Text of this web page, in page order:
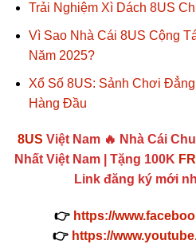
Trải Nghiệm Xì Dách 8US
Vì Sao Nhà Cái 8US Cộng
Năm 2025?
Xổ Số 8US: Sảnh Chơi
Hàng Đầu
8US Việt Nam 🔥 Nhà Cái
Nhất Việt Nam | Tặng 100K
Link đăng ký mới
👉 https://
👉https://